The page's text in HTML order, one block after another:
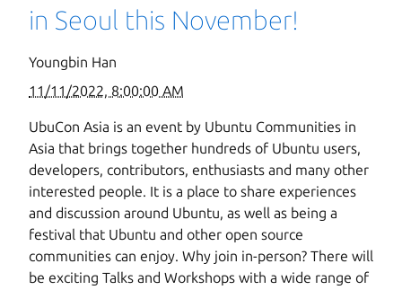
in Seoul this November!
Youngbin Han
11/11/2022, 8:00:00 AM
UbuCon Asia is an event by Ubuntu Communities in
Asia that brings together hundreds of Ubuntu users,
developers, contributors, enthusiasts and many other
interested people. It is a place to share experiences
and discussion around Ubuntu, as well as being a
festival that Ubuntu and other open source
communities can enjoy. Why join in-person? There will
be exciting Talks and Workshops with a wide range of